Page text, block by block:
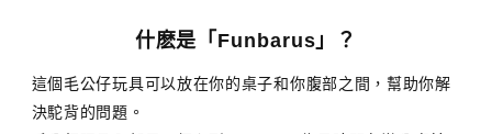
什麽是「Funbarus」？
這個毛公仔玩具可以放在你的桌子和你腹部之間，幫助你解
決駝背的問題。